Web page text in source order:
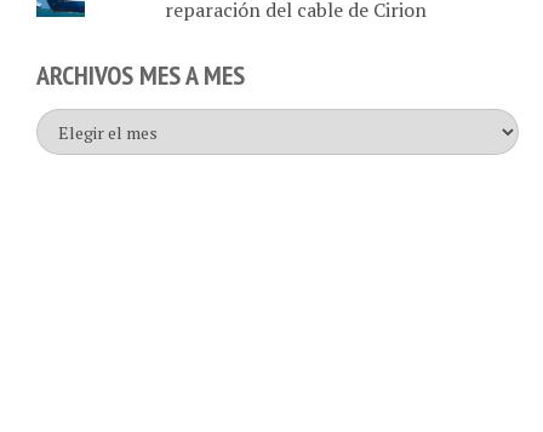
ARCHIVOS MES A MES
Archivos
mes